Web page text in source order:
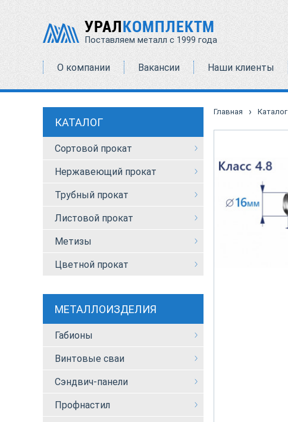
УРАЛКОМПЛЕКТМ
Поставляем металл с 1999 года
О компании Вакансии Наши клиенты
КАТАЛОГ
Сортовой прокат
Нержавеющий прокат
Трубный прокат
Листовой прокат
Метизы
Цветной прокат
МЕТАЛЛОИЗДЕЛИЯ
Габионы
Винтовые сваи
Сэндвич-панели
Профнастил
Главная › Каталог